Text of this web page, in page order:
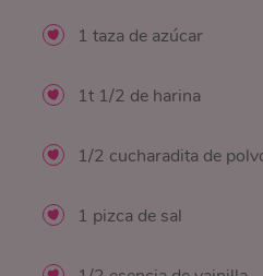
1 taza de azúcar
1t 1/2 de harina
1/2 cucharadita de
1 pizca de sal